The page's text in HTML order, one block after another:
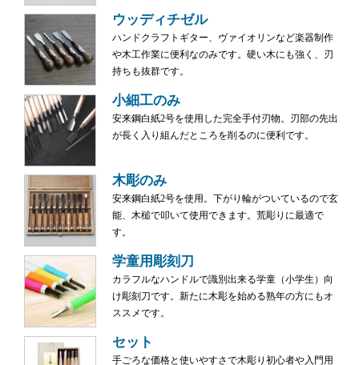
ウッディチゼル
ハンドクラフトギター、ヴァイオリンなど楽器制作
や木工作業に便利なのみです。硬い木にも強く、刃
持ちも抜群です。
小細工のみ
安来鋼白紙2号を使用した完全手付刃物。刃部の先出
が長く入り組んだところを削るのに便利です。
木彫のみ
安来鋼白紙2号を使用。下がり輪がついているので玄
能、木槌で叩いて使用できます。荒彫りに最適で
す。
学童用彫刻刀
カラフルなハンドルで識別出来る学童（小学生）向
け彫刻刀です。新たに木彫を始める熟年の方にもオ
ススメです。
セット
手ごろな価格と使いやすさで木彫り初心者や入門用